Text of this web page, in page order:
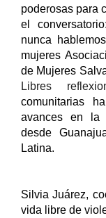
poderosas para
el
nunca
mujeres
de Mujeres
Libres
comunitarias
avances en la
desde
Latina.
Silvia Juárez,
vida libre de